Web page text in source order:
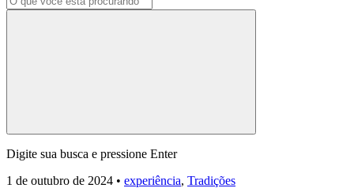
Digite sua busca e pressione Enter
1 de outubro de 2024 • experiência, Tradições